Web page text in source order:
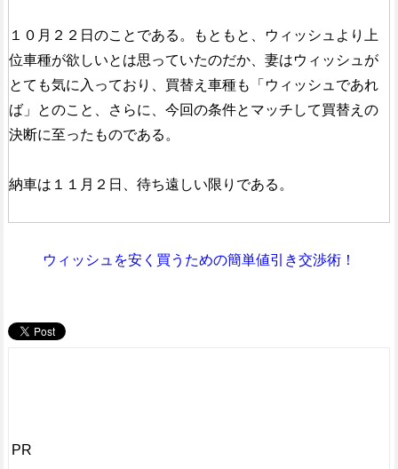
１０月２２日のことである。もともと、ウィッシュより上
位車種が欲しいとは思っていたのだか、妻はウィッシュが
とても気に入っており、買替え車種も「ウィッシュであれ
ば」とのこと、さらに、今回の条件とマッチして買替えの
決断に至ったものである。
納車は１１月２日、待ち遠しい限りである。
ウィッシュを安く買うための簡単値引き交渉術！
PR